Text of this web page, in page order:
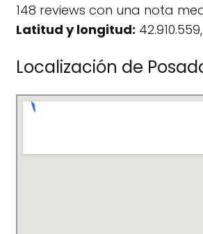
148 reviews con una nota
Latitud y longitud:
Localización de